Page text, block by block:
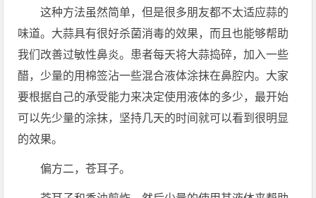
这种方法虽然简单，但是很多朋友都不太适应蒜的
味道。大蒜具有很好杀菌消毒的效果，而且也能够帮助
我们改善过敏性鼻炎。患者每天将大蒜捣碎，加入一些
醋，少量的用棉签沾一些混合液体涂抹在鼻腔内。大家
要根据自己的承受能力来决定使用液体的多少，最开始
可以先少量的涂抹，坚持几天的时间就可以看到很明显
的效果。
偏方二，苍耳子。